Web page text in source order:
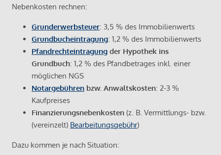
Nebenkosten rechnen:
Grunderwerbsteuer: 3,5 % des Immobilienwerts
Grundbucheintragung: 1,2 % des Immobilienwerts
Pfandrechteintragung der Hypothek ins
Grundbuch: 1,2 % des Pfandbetrages inkl. einer
möglichen NGS
Notargebühren bzw. Anwaltskosten: 2-3 %
Kaufpreises
Finanzierungsnebenkosten (z. B. Vermittlungs- bzw.
(vereinzelt) Bearbeitungsgebühr)
Dazu kommen je nach Situation: